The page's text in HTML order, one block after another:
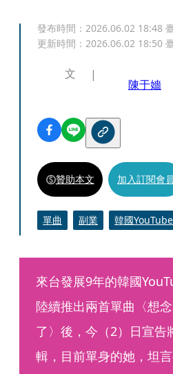
發布時間： 2026.06.02 18:48
更新時間： 2026.06.02 18:50
文
陳于嬙
贊助本文 加入訂閱會員
單曲 副業 韓國
來台發展9年的韓國
陸續推出兩首單曲〈想
了〉後，今（2）日宣告
輯，目前單身的她，坦